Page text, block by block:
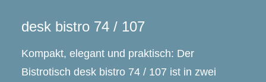
desk bistro 74 / 107
Kompakt, elegant und praktisch: Der
Bistrotisch desk bistro 74 / 107 ist in zwei